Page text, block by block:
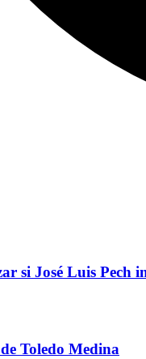
si José Luis Pech
Toledo Medina